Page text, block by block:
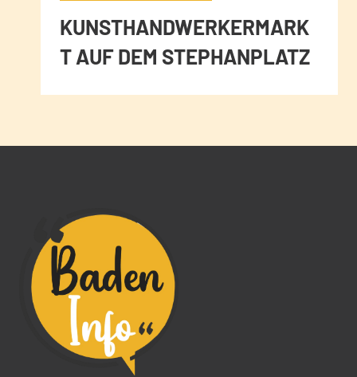
KUNSTHANDWERKERMARK
T AUF DEM STEPHANPLATZ